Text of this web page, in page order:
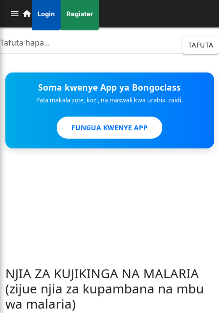
Login Register
TAFUTA
Soma kwenye App ya Bongoclass
Pata makala zote, kozi, na maswali kwa urahisi zaidi.
FUNGUA KWENYE APP
NJIA ZA KUJIKINGA NA MALARIA
(zijue njia za kupambana na mbu
wa malaria)